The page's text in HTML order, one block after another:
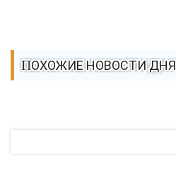
ПОХОЖИЕ НОВОСТИ ДНЯ